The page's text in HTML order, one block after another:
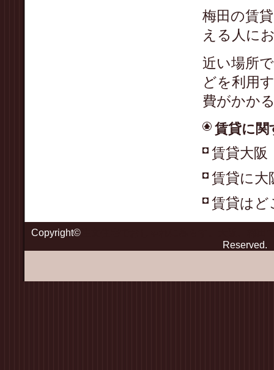
梅田の賃
える人に
近い場所
どを利用
費がかか
賃貸に関
賃貸大阪
賃貸に大
賃貸はど
Copyright©
Reserved.